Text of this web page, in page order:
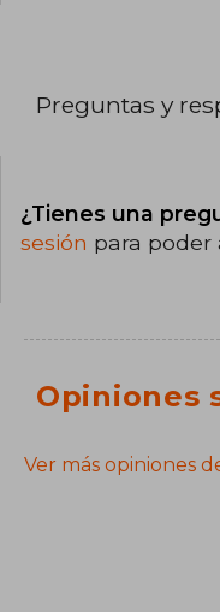
Preguntas y
¿Tienes una
sesión para poder
Opiniones
Ver más opiniones